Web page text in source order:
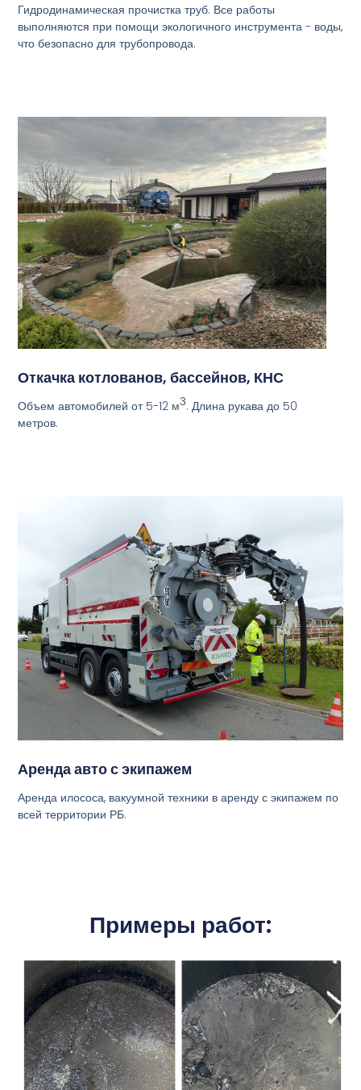
Гидродинамическая прочистка труб. Все работы
выполняются при помощи экологичного инструмента - воды,
что безопасно для трубопровода.
Откачка котлованов, бассейнов, КНС
Объем автомобилей от 5-12 м3. Длина рукава до 50
метров.
Аренда авто с экипажем
Аренда илососа, вакуумной техники в аренду с экипажем по
всей территории РБ.
Примеры работ: